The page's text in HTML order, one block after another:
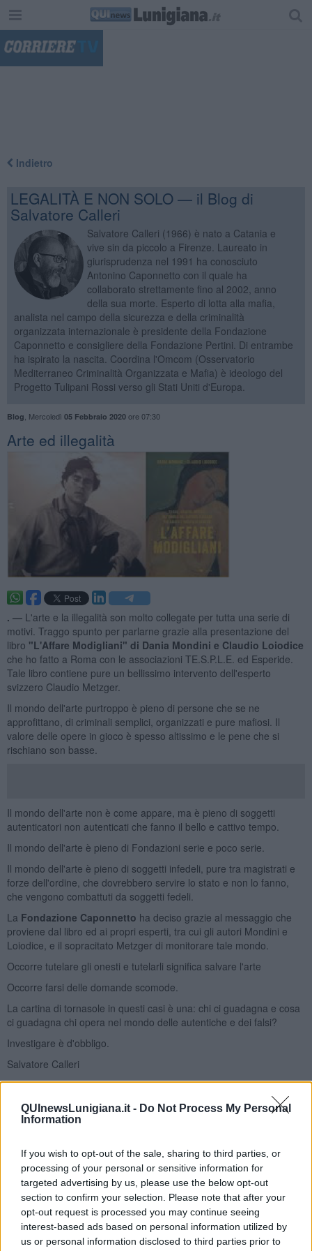
QUInewsLunigiana.it - Do Not Process My Personal
Information
If you wish to opt-out of the sale, sharing to third parties, or
processing of your personal or sensitive information for
targeted advertising by us, please use the below opt-out
section to confirm your selection. Please note that after your
opt-out request is processed you may continue seeing
interest-based ads based on personal information utilized by
us or personal information disclosed to third parties prior to
Indietro
LEGALITÀ E NON SOLO — il Blog di
Salvatore Calleri
Salvatore Calleri (1966) è nato a Catania e
vive sin da piccolo a Firenze. Laureato in
giurisprudenza nel 1991 ha conosciuto
Antonino Caponnetto con il quale ha
collaborato strettamente fino al 2002, anno
della sua morte. Esperto di lotta alla mafia,
analista nel campo della sicurezza e della criminalità
organizzata internazionale è presidente della Fondazione
Caponnetto e consigliere della Fondazione Pertini. Di entrambe
ha ispirato la nascita. Coordina l'Omcom (Osservatorio
Mediterraneo Criminalità Organizzata e Mafia) è ideologo del
Progetto Tulipani Rossi verso gli Stati Uniti d'Europa.
Blog Mercoledì 05 Febbraio 2020ore 07:30
Arte ed illegalità
. — L'arte e la illegalità son molto collegate per tutta una serie di
motivi. Traggo spunto per parlarne grazie alla presentazione del
libro "L'Affare Modigliani" di Dania Mondini e Claudio Loiodice
che ho fatto a Roma con le associazioni TE.S.P.L.E. ed Esperide.
Tale libro contiene pure un bellissimo intervento dell'esperto
svizzero Claudio Metzger.
Il mondo dell'arte purtroppo è pieno di persone che se ne
approfittano, di criminali semplici, organizzati e pure mafiosi. Il
valore delle opere in gioco è spesso altissimo e le pene che si
rischiano son basse.
Il mondo dell'arte non è come appare, ma è pieno di soggetti
autenticatori non autenticati che fanno il bello e cattivo tempo.
Il mondo dell'arte è pieno di Fondazioni serie e poco serie.
Il mondo dell'arte è pieno di soggetti infedeli, pure tra magistrati e
forze dell'ordine, che dovrebbero servire lo stato e non lo fanno,
che vengono combattuti da soggetti fedeli.
La Fondazione Caponnetto ha deciso grazie al messaggio che
proviene dal libro ed ai propri esperti, tra cui gli autori Mondini e
Loiodice, e il sopracitato Metzger di monitorare tale mondo.
Occorre tutelare gli onesti e tutelarli significa salvare l'arte
Occorre farsi delle domande scomode.
La cartina di tornasole in questi casi è una: chi ci guadagna e cosa
ci guadagna chi opera nel mondo delle autentiche e dei falsi?
Investigare è d'obbligo.
Salvatore Calleri
Se vuoi leggere le notizie principali della Toscana iscriviti alla
Newsletter QUInews - ToscanaMedia.Arriva gratis tutti i giorni
alle 20:00 direttamente nella tua casella di posta.
Basta cliccareQUI
Ti potrebbe interessare anche: